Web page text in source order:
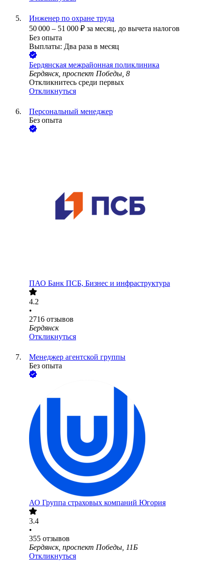
Инженер по охране труда
50 000 – 51 000 ₽ за месяц, до вычета налогов
Без опыта
Выплаты: Два раза в месяц
Бердянская межрайонная поликлиника
Бердянск, проспект Победы, 8
Откликнитесь среди первых
Откликнуться
Персональный менеджер
Без опыта
ПАО Банк ПСБ, Бизнес и инфраструктура
4.2
•
2716 отзывов
Бердянск
Откликнуться
Менеджер агентской группы
Без опыта
АО Группа страховых компаний Югория
3.4
•
355 отзывов
Бердянск, проспект Победы, 11Б
Откликнуться